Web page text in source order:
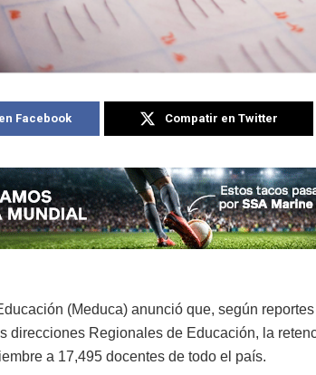
Facebook Compatir en Twitter
(Meduca) anunció que, según
direcciones Regionales de Educación, la
a 17,495 docentes de todo el país.